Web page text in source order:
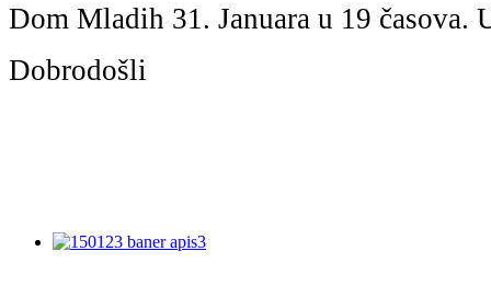
Dom Mladih 31. Januara u 19 časova.
Dobrodošli